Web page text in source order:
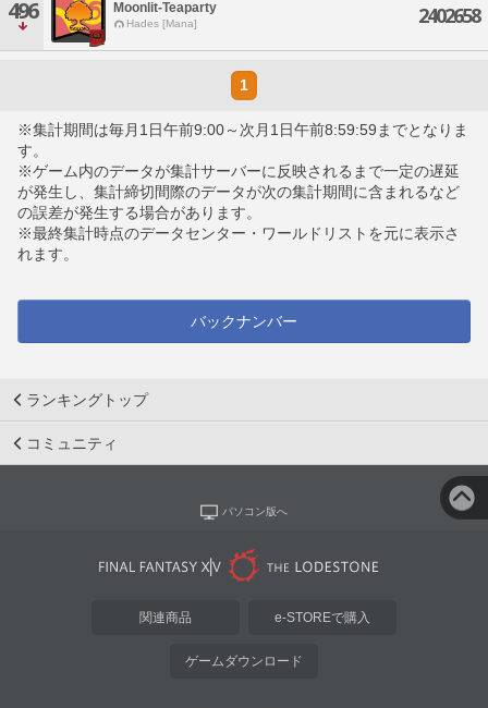
496 Moonlit-Teaparty
Hades [Mana] 2402658
1
※集計期間は毎月1日午前9:00～次月1日午前8:59:59までとなりま
す。
※ゲーム内のデータが集計サーバーに反映されるまで一定の遅延
が発生し、集計締切間際のデータが次の集計期間に含まれるなど
の誤差が発生する場合があります。
※最終集計時点のデータセンター・ワールドリストを元に表示さ
れます。
バックナンバー
ランキングトップ
コミュニティ
パソコン版へ
関連商品 e-STOREで購入
ゲームダウンロード